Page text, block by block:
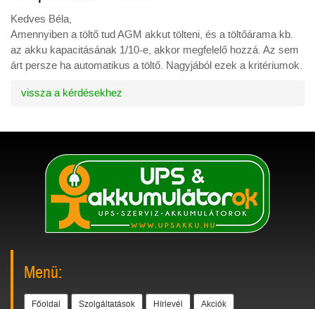
Kedves Béla,
Amennyiben a töltő tud AGM akkut tölteni, és a töltőárama kb.
az akku kapacitásának 1/10-e, akkor megfelelő hozzá. Az sem
árt persze ha automatikus a töltő. Nagyjából ezek a kritériumok.
vissza a kérdésekhez
Menü:
Főoldal Szolgáltatások Hírlevél Akciók